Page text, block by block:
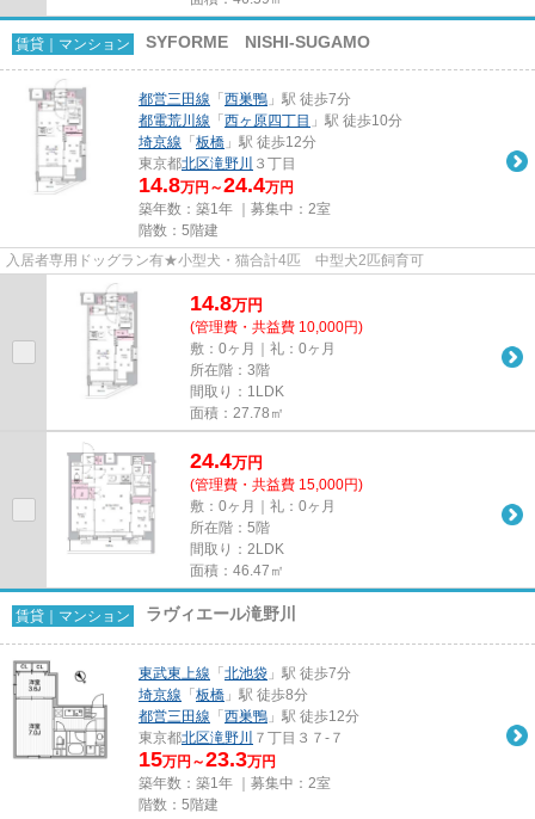
賃貸｜マンション SYFORME NISHI-SUGAMO
都営三田線 「 西巣鴨 」駅 徒歩7分
都電荒川線 「 西ヶ原四丁目 」駅 徒歩10分
埼京線 「 板橋 」駅 徒歩12分
東京都北区滝野川 ３丁目
14.8万円～24.4万円
築年数：築1年 ｜募集中： 2室
階数：5階建
入居者専用ドッグラン有★小型犬・猫合計4匹 中型犬2匹飼育可
14.8万円
(管理費・共益費 10,000円)
敷：0ヶ月｜礼：0ヶ月
所在階：3階
間取り：1LDK
面積：27.78㎡
24.4万円
(管理費・共益費 15,000円)
敷：0ヶ月｜礼：0ヶ月
所在階：5階
間取り：2LDK
面積：46.47㎡
賃貸｜マンション ラヴィエール滝野川
東武東上線 「 北池袋 」駅 徒歩7分
埼京線 「 板橋 」駅 徒歩8分
都営三田線 「 西巣鴨 」駅 徒歩12分
東京都北区滝野川 ７丁目３７-７
15万円～23.3万円
築年数：築1年 ｜募集中： 2室
階数：5階建